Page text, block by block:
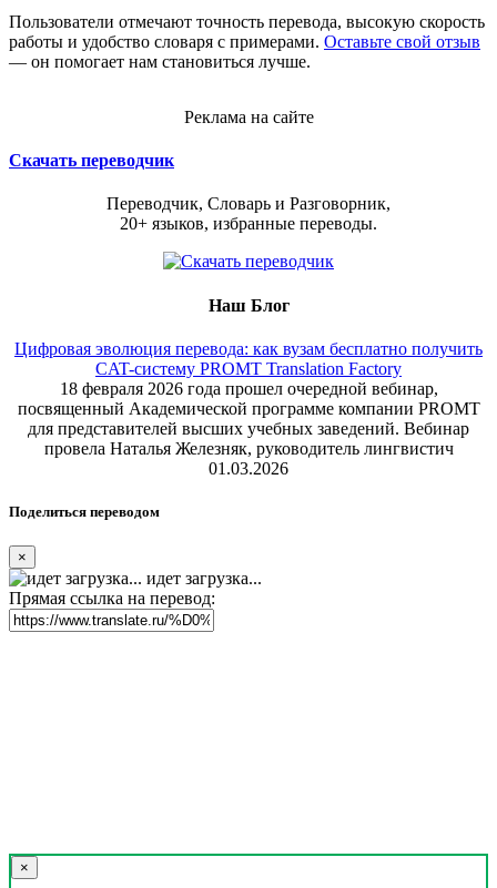
Пользователи отмечают точность перевода, высокую скорость
работы и удобство словаря с примерами. Оставьте свой отзыв
— он помогает нам становиться лучше.
Реклама на сайте
Скачать переводчик
Переводчик, Словарь и Разговорник,
20+ языков, избранные переводы.
Наш Блог
Цифровая эволюция перевода: как вузам бесплатно получить
CAT-систему PROMT Translation Factory
18 февраля 2026 года прошел очередной вебинар,
посвященный Академической программе компании PROMT
для представителей высших учебных заведений. Вебинар
провела Наталья Железняк, руководитель лингвистич
01.03.2026
Поделиться переводом
×
идет загрузка...
Прямая ссылка на перевод:
×